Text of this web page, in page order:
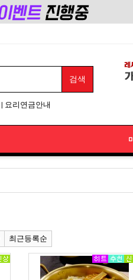
| 요리연금안내
최근등록순